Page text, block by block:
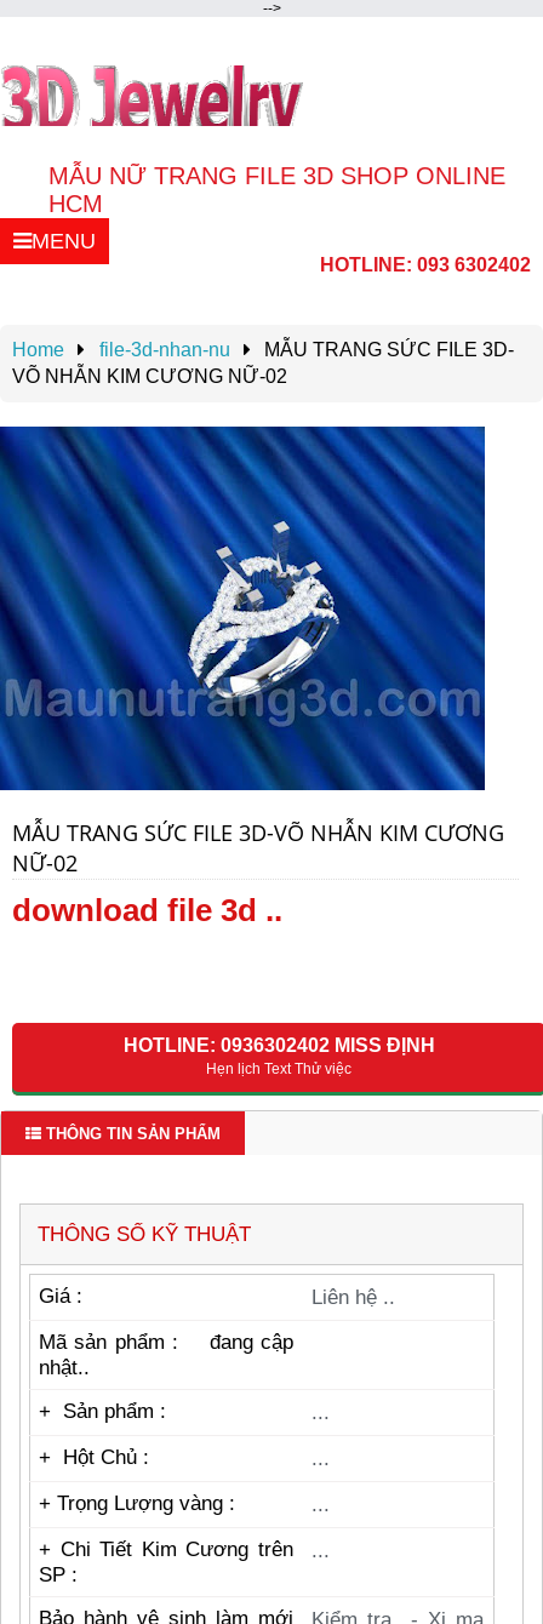
-->
MẪU NỮ TRANG FILE 3D SHOP ONLINE
HCM
HOTLINE: 093 6302402
MENU
Home file-3d-nhan-nu
MẪU TRANG SỨC FILE 3D-
VÕ NHẪN KIM CƯƠNG NỮ-02
MẪU TRANG SỨC FILE 3D-VÕ NHẪN KIM CƯƠNG
NỮ-02
download file 3d ..
HOTLINE: 0936302402 MISS ĐỊNH
Hẹn lịch Text Thử việc
THÔNG TIN SẢN PHẨM
THÔNG SỐ KỸ THUẬT
Giá :
Liên hệ ..
Mã sản phẩm : đang cập
nhật..
+ Sản phẩm :
...
+ Hột Chủ :
...
+ Trọng Lượng vàng :
...
+ Chi Tiết Kim Cương trên
SP :
...
Bảo hành vệ sinh làm mới